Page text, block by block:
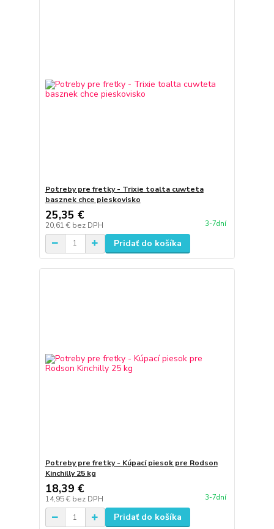
Potreby pre fretky - Trixie toalta cuwteta
basznek chce pieskovisko
25,35 €
20,61 € bez DPH 3-7dní
Pridať do košíka
Potreby pre fretky - Kúpací piesok pre Rodson
Kinchilly 25 kg
18,39 €
14,95 € bez DPH 3-7dní
Pridať do košíka